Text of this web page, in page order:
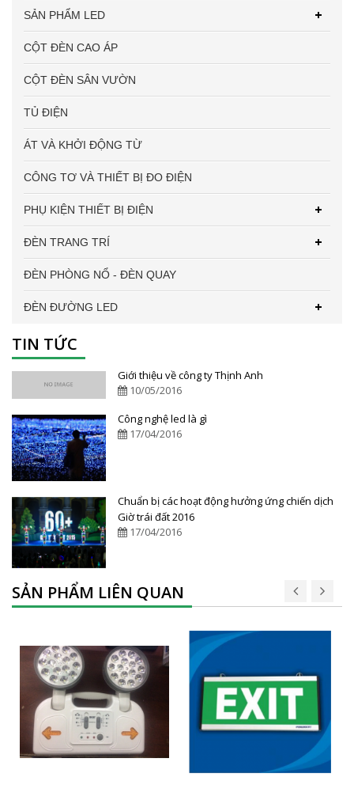
SẢN PHẨM LED
CỘT ĐÈN CAO ÁP
CỘT ĐÈN SÂN VƯỜN
TỦ ĐIỆN
ÁT VÀ KHỞI ĐỘNG TỪ
CÔNG TƠ VÀ THIẾT BỊ ĐO ĐIỆN
PHỤ KIỆN THIẾT BỊ ĐIỆN
ĐÈN TRANG TRÍ
ĐÈN PHÒNG NỔ - ĐÈN QUAY
ĐÈN ĐƯỜNG LED
TIN TỨC
Giới thiệu về công ty Thịnh Anh
10/05/2016
Công nghệ led là gì
17/04/2016
Chuẩn bị các hoạt động hưởng ứng chiến dịch
Giờ trái đất 2016
17/04/2016
SẢN PHẨM LIÊN QUAN